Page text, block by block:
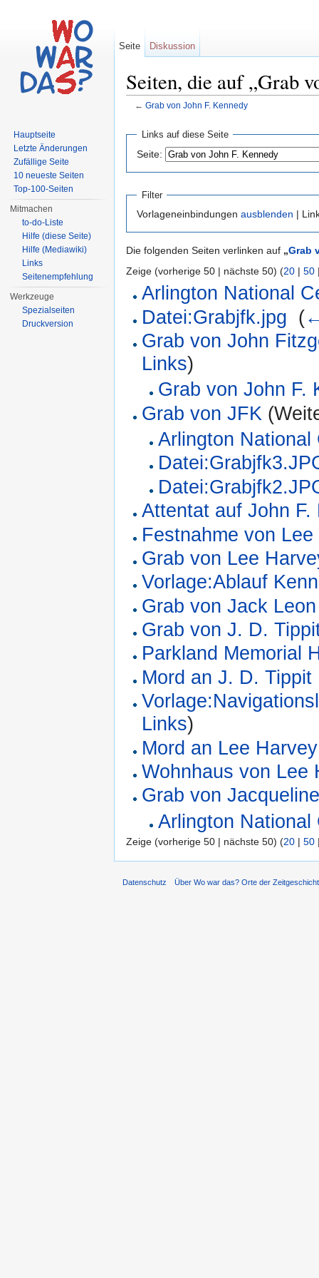
Seiten, die auf „Grab
← Grab von John F. Kennedy
Links auf diese Seite
Seite:
Filter
Vorlageneinbindungen ausblenden |
Die folgenden Seiten verlinken auf „Grab
Zeige (vorherige 50 | nächste 50) (20 | 50
Arlington National
Datei:Grabjfk.jpg (
Grab von John
Links)
Grab von John F.
Grab von JFK
Arlington National
Attentat auf John F.
Festnahme von
Grab von Lee
Vorlage:Ablauf
Grab von Jack
Grab von J. D.
Parkland Memorial
Mord an J. D. Tippit
Links)
Mord an Lee
Wohnhaus von Lee
Grab von
Arlington National
Zeige (vorherige 50 | nächste 50) (20 | 50
Seite Diskussion
Hauptseite
Letzte Änderungen
Zufällige Seite
10 neueste Seiten
Top-100-Seiten
Mitmachen
to-do-Liste
Hilfe (diese Seite)
Hilfe (Mediawiki)
Links
Seitenempfehlung
Werkzeuge
Spezialseiten
Druckversion
Datenschutz Über Wo war das? Orte der